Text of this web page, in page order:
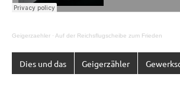
Geigerzaehler · Auf der Reichsflugscheibe zum Frieden
Dies und das Geigerzähler